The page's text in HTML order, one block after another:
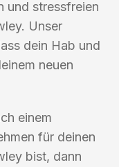
und stressfreien
Unser
dein Hab und
neuen
einem
für deinen
bist, dann